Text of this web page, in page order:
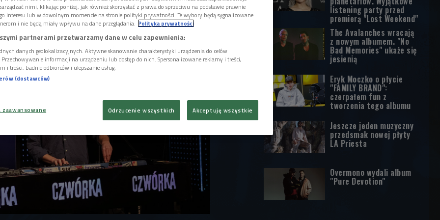
na kwarantannie. Siedzę w domu, albo w
i czasami mam wrażenie, że codziennie
muzyk.
listening party przed
premierą "Lost Weekend"
The Avalanches wracają
z nowym albumem. "No
Bad Memories" ukaże się
jesienią
Eryk Moczko o płycie
"FAMILY BRAND":
czerpałem fun z
tworzenia tego albumu
Jeszcze jeden muzyczny
przedsmak nowej płyty
LA Priesta
Overmono wydali album
"Pure Devotion"
nimi, klikając poniżej, jak również skorzystać z prawa do sprzeciwu na podstawie prawnie
interesu lub w dowolnym momencie na stronie polityki prywatności. Te wybory będą sygnalizowane
i nie będą miały wpływu na dane przeglądania. Polityka prywatności
partnerami przetwarzamy dane w celu zapewnienia:
danych geolokalizacyjnych. Aktywne skanowanie charakterystyki urządzenia do celów
informacji na urządzeniu lub dostęp do nich. Spersonalizowane reklamy i treści,
i treści, badnie odbiorców i ulepszanie usług.
(dostawców)
Odrzucenie wszystkich Akceptuję wszystkie